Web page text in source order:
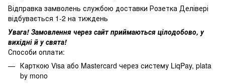
Відправка замволень службою доставки Розетка Делівері
відбувається 1-2 на тиждень
Увага! Замовлення через сайт приймаються цілодобово, у
вихідні й у свята!
Способи оплати:
Карткою Visa або Mastercard через систему LiqPay, plata
by mono